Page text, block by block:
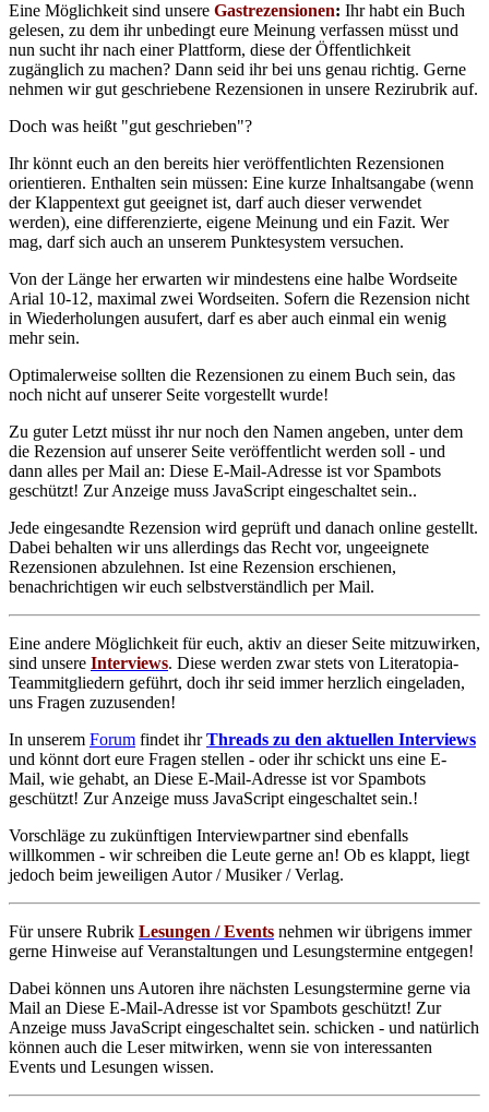
Eine Möglichkeit sind unsere Gastrezensionen: Ihr habt ein Buch
gelesen, zu dem ihr unbedingt eure Meinung verfassen müsst und
nun sucht ihr nach einer Plattform, diese der Öffentlichkeit
zugänglich zu machen? Dann seid ihr bei uns genau richtig. Gerne
nehmen wir gut geschriebene Rezensionen in unsere Rezirubrik auf.
Doch was heißt "gut geschrieben"?
Ihr könnt euch an den bereits hier veröffentlichten Rezensionen
orientieren. Enthalten sein müssen: Eine kurze Inhaltsangabe (wenn
der Klappentext gut geeignet ist, darf auch dieser verwendet
werden), eine differenzierte, eigene Meinung und ein Fazit. Wer
mag, darf sich auch an unserem Punktesystem versuchen.
Von der Länge her erwarten wir mindestens eine halbe Wordseite
Arial 10-12, maximal zwei Wordseiten. Sofern die Rezension nicht
in Wiederholungen ausufert, darf es aber auch einmal ein wenig
mehr sein.
Optimalerweise sollten die Rezensionen zu einem Buch sein, das
noch nicht auf unserer Seite vorgestellt wurde!
Zu guter Letzt müsst ihr nur noch den Namen angeben, unter dem
die Rezension auf unserer Seite veröffentlicht werden soll - und
dann alles per Mail an: Diese E-Mail-Adresse ist vor Spambots
geschützt! Zur Anzeige muss JavaScript eingeschaltet sein..
Jede eingesandte Rezension wird geprüft und danach online gestellt.
Dabei behalten wir uns allerdings das Recht vor, ungeeignete
Rezensionen abzulehnen. Ist eine Rezension erschienen,
benachrichtigen wir euch selbstverständlich per Mail.
Eine andere Möglichkeit für euch, aktiv an dieser Seite mitzuwirken,
sind unsere Interviews. Diese werden zwar stets von Literatopia-
Teammitgliedern geführt, doch ihr seid immer herzlich eingeladen,
uns Fragen zuzusenden!
In unserem Forum findet ihrThreads zu den aktuellen Interviews
und könnt dort eure Fragen stellen - oder ihr schickt uns eine E-
Mail, wie gehabt, an Diese E-Mail-Adresse ist vor Spambots
geschützt! Zur Anzeige muss JavaScript eingeschaltet sein.!
Vorschläge zu zukünftigen Interviewpartner sind ebenfalls
willkommen - wir schreiben die Leute gerne an! Ob es klappt, liegt
jedoch beim jeweiligen Autor / Musiker / Verlag.
Für unsere Rubrik Lesungen / Events nehmen wir übrigens immer
gerne Hinweise auf Veranstaltungen und Lesungstermine entgegen!
Dabei können uns Autoren ihre nächsten Lesungstermine gerne via
Mail an Diese E-Mail-Adresse ist vor Spambots geschützt! Zur
Anzeige muss JavaScript eingeschaltet sein. schicken - und natürlich
können auch die Leser mitwirken, wenn sie von interessanten
Events und Lesungen wissen.